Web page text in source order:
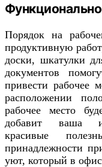
Порядок на
продуктивную
доски, шкатулки
документов
привести рабочее
расположении
рабочее место
добавит ваша
красивые
принадлежности
уют, который в